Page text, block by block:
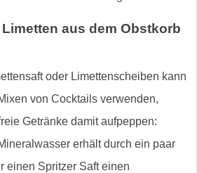
aus dem Obstkorb
oder Limettenscheiben kann
von Cocktails verwenden,
Getränke damit aufpeppen:
erhält durch ein paar
einen Spritzer Saft einen